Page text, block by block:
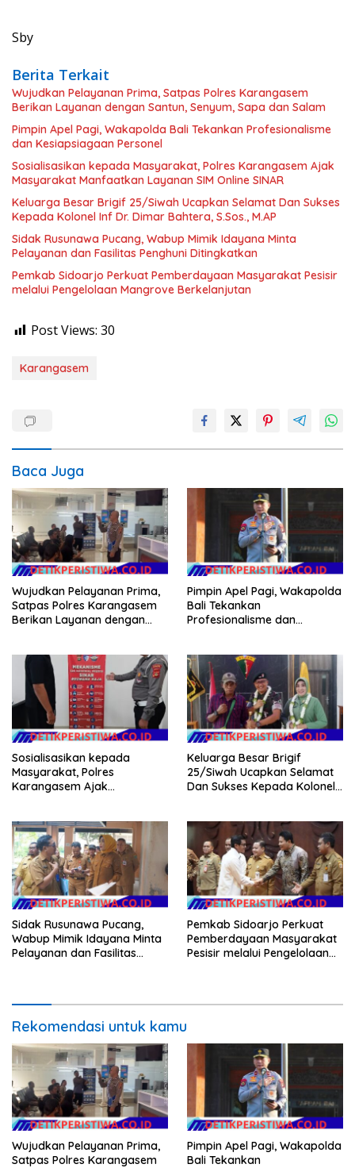
Sby
Berita Terkait
Wujudkan Pelayanan Prima, Satpas Polres Karangasem
Berikan Layanan dengan Santun, Senyum, Sapa dan Salam
Pimpin Apel Pagi, Wakapolda Bali Tekankan Profesionalisme
dan Kesiapsiagaan Personel
Sosialisasikan kepada Masyarakat, Polres Karangasem Ajak
Masyarakat Manfaatkan Layanan SIM Online SINAR
Keluarga Besar Brigif 25/Siwah Ucapkan Selamat Dan Sukses
Kepada Kolonel Inf Dr. Dimar Bahtera, S.Sos., M.AP
Sidak Rusunawa Pucang, Wabup Mimik Idayana Minta
Pelayanan dan Fasilitas Penghuni Ditingkatkan
Pemkab Sidoarjo Perkuat Pemberdayaan Masyarakat Pesisir
melalui Pengelolaan Mangrove Berkelanjutan
Post Views: 30
Karangasem
Baca Juga
Wujudkan Pelayanan Prima,
Satpas Polres Karangasem
Berikan Layanan dengan
Pimpin Apel Pagi, Wakapolda
Bali Tekankan
Profesionalisme dan
Sosialisasikan kepada
Masyarakat, Polres
Karangasem Ajak
Keluarga Besar Brigif
25/Siwah Ucapkan Selamat
Dan Sukses Kepada Kolonel
Sidak Rusunawa Pucang,
Wabup Mimik Idayana Minta
Pelayanan dan Fasilitas
Pemkab Sidoarjo Perkuat
Pemberdayaan Masyarakat
Pesisir melalui Pengelolaan
Rekomendasi untuk kamu
Wujudkan Pelayanan Prima,
Satpas Polres Karangasem
Pimpin Apel Pagi, Wakapolda
Bali Tekankan